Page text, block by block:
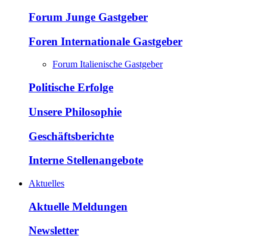
Forum Junge Gastgeber
Foren Internationale Gastgeber
Forum Italienische Gastgeber
Politische Erfolge
Unsere Philosophie
Geschäftsberichte
Interne Stellenangebote
Aktuelles
Aktuelle Meldungen
Newsletter